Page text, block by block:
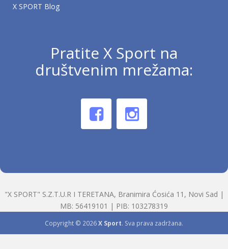
X SPORT Blog
Pratite X Sport na
društvenim mrežama:
"X SPORT" S.Z.T.U.R I TERETANA, Branimira Ćosića 11, Novi Sad |
MB: 56419101 | PIB: 103278319
Copyright © 2026X Sport. Sva prava zadržana.